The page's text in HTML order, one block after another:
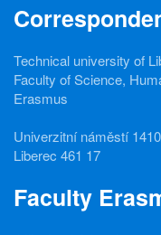
Technical university of
Faculty of Science,
Erasmus
Univerzitní náměstí
Liberec 461 17
Faculty